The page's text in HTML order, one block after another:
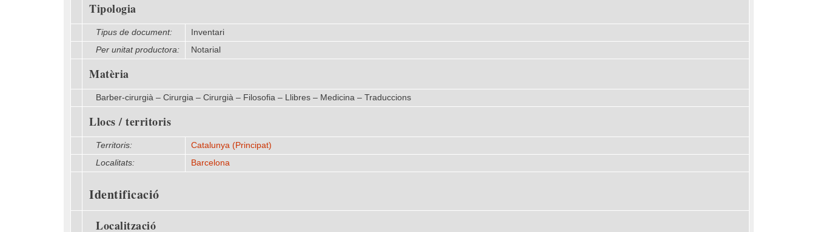
Tipologia
Tipus de document:
Inventari
Per unitat productora:
Notarial
Matèria
Barber-cirurgià – Cirurgia – Cirurgià – Filosofia – Llibres – Medicina – Traduccions
Llocs / territoris
Territoris:
Catalunya (Principat)
Localitats:
Barcelona
Identificació
Localització